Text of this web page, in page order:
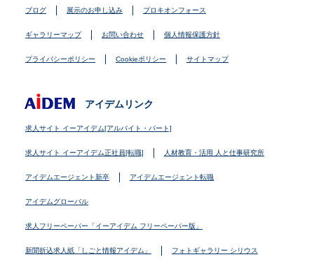
ブログ 展示のお申し込み プロキオンフォース
ギャラリーマップ お問い合わせ 個人情報保護方針
プライバシーポリシー Cookieポリシー サイトマップ
アイデムリンク
求人サイト イーアイデム[アルバイト・パート]
求人サイト イーアイデム正社員[転職] 人材教育・活用 人と仕事研究所
アイデムエージェント新卒 アイデムエージェント転職
アイデムグローバル
求人フリーペーパー「イーアイデム フリーペーパー版」
新聞折込求人紙「しごと情報アイデム」 フォトギャラリー シリウス